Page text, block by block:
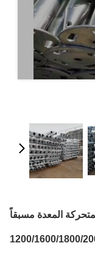
المعدة مسبقاً
1200/1600/1800/